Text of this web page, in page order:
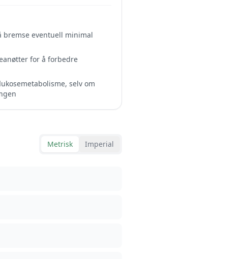
eventuell minimal
for å forbedre
selv om
Metrisk Imperial